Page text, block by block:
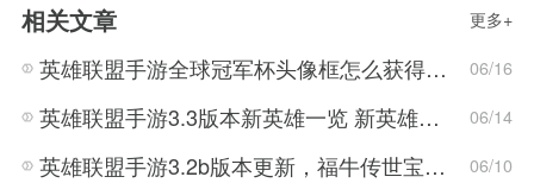
相关文章 更多+
英雄联盟手游全球冠军杯头像框怎么获得 LOL手游2022全球冠军杯头像框领取活动 06/16
英雄联盟手游3.3版本新英雄一览 新英雄详细攻略 06/14
英雄联盟手游3.2b版本更新，福牛传世宝箱正式上线！ 06/10